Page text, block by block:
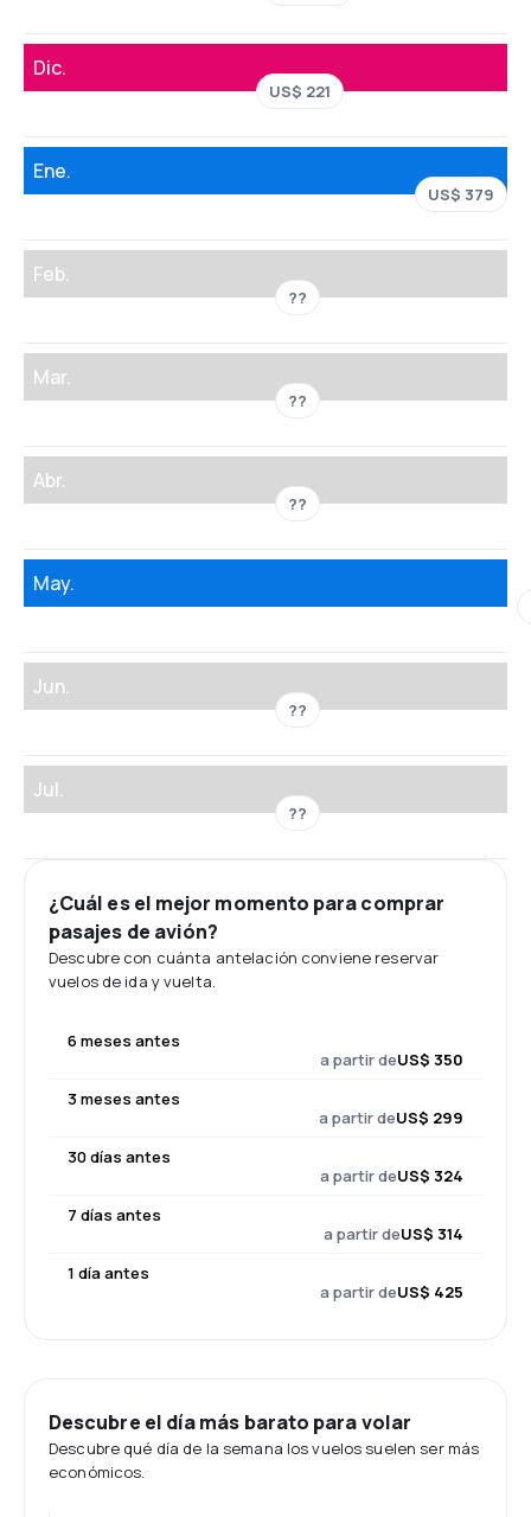
Dic.
US$ 221
Ene.
US$ 379
Feb.
??
Mar.
??
Abr.
??
May.
Jun.
??
Jul.
??
¿Cuál es el mejor momento para comprar
pasajes de avión?
Descubre con cuánta antelación conviene reservar
vuelos de ida y vuelta.
6 meses antes
a partir deUS$ 350
3 meses antes
a partir deUS$ 299
30 días antes
a partir deUS$ 324
7 días antes
a partir deUS$ 314
1 día antes
a partir deUS$ 425
Descubre el día más barato para volar
Descubre qué día de la semana los vuelos suelen ser más
económicos.